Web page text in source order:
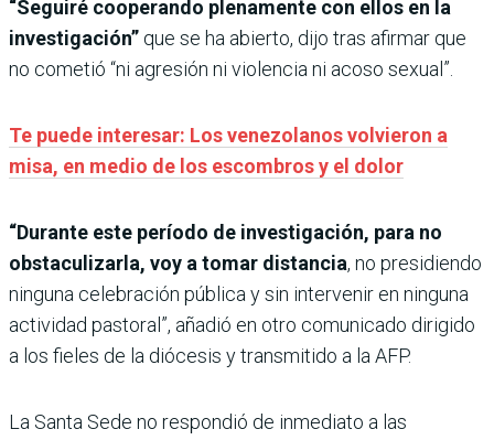
“Seguiré cooperando plenamente con ellos en la
investigación” que se ha abierto, dijo tras afirmar que
no cometió “ni agresión ni violencia ni acoso sexual”.
Te puede interesar: Los venezolanos volvieron a
misa, en medio de los escombros y el dolor
“Durante este período de investigación, para no
obstaculizarla, voy a tomar distancia, no presidiendo
ninguna celebración pública y sin intervenir en ninguna
actividad pastoral”, añadió en otro comunicado dirigido
a los fieles de la diócesis y transmitido a la AFP.
La Santa Sede no respondió de inmediato a las